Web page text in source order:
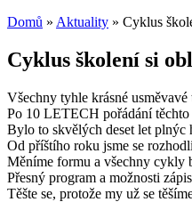
Domů » Aktuality » Cyklus
Cyklus školení si
Všechny tyhle krásné
Po 10 LETECH pořádání
Bylo to skvělých deset let plnýc
Od příštího roku jsme se
Měníme formu a všechny cykly
Přesný program a možnosti
Těšte se, protože my už se